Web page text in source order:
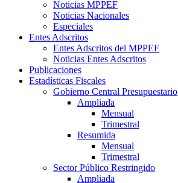
Noticias MPPEF
Noticias Nacionales
Especiales
Entes Adscritos
Entes Adscritos del MPPEF
Noticias Entes Adscritos
Publicaciones
Estadísticas Fiscales
Gobierno Central Presupuestario
Ampliada
Mensual
Trimestral
Resumida
Mensual
Trimestral
Sector Público Restringido
Ampliada